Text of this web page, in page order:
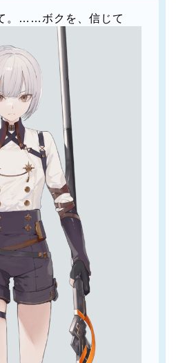
。……ボクを、信じて